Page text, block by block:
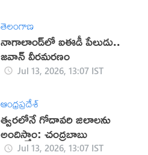
తెలంగాణ
నాగాలాండ్‌లో ఐఈడీ పేలుడు..
జవాన్ వీరమరణం
Jul 13, 2026, 13:07 IST
ఆంధ్రప్రదేశ్
త్వరలోనే గోదావరి జిలాలను
అందిస్తాం: చంద్రబాబు
Jul 13, 2026, 13:07 IST